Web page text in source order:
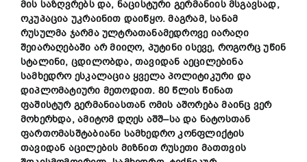
მის საზღვრებს და, ნაცისტური გერმანიის მსგავსად,
ოკუპაცია უკრაინით დაიწყო.მაგრამ,სანამ
რუსულმა ჯარმა ულტრათანამედროვე იარაღი
შეიარაღებაში არ მიიღო, პუტინიისევე, როგორც უწინ
სტალინი, ცდილობდა, თავიდან აეცილებინა
სამხედრო ესკალაცია ყველა პოლიტიკური და
დიპლომატიური მეთოდით. 80 წლის წინათ
ფაშისტურ გერმანიასთან ომის აშორება მაინც ვერ
მოხერხდა,ამიტომ დღეს აშშ–სა და ნატოსთან
ფართომასშტაბიანი სამხედრო კონფლიქტის
თავიდან აცილების მიზნით რუსეთი მათთვის